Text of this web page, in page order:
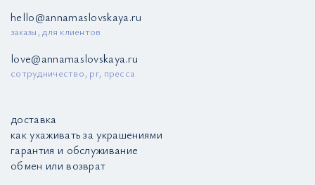
hello@annamaslovskaya.ru
заказы, для клиентов
love@annamaslovskaya.ru
сотрудничество, pr, пресса
доставка
как ухаживать за украшениями
гарантия и обслуживание
обмен или возврат